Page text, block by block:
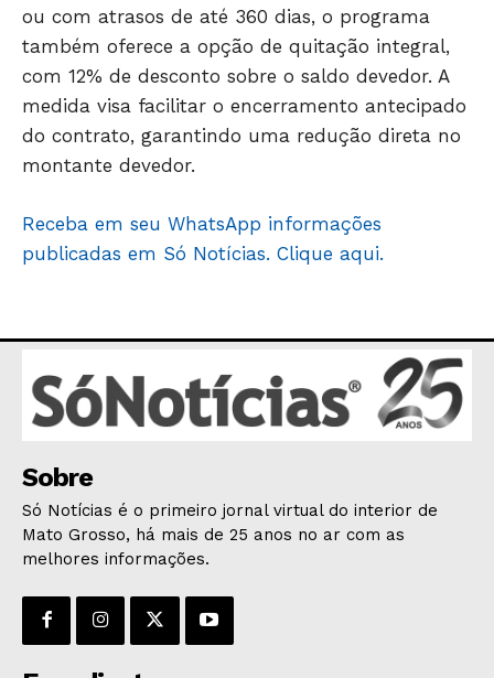
ou com atrasos de até 360 dias, o programa
também oferece a opção de quitação integral,
com 12% de desconto sobre o saldo devedor. A
medida visa facilitar o encerramento antecipado
do contrato, garantindo uma redução direta no
montante devedor.
Receba em seu WhatsApp informações
publicadas em Só Notícias. Clique aqui.
Sobre
Só Notícias é o primeiro jornal virtual do interior de
Mato Grosso, há mais de 25 anos no ar com as
melhores informações.